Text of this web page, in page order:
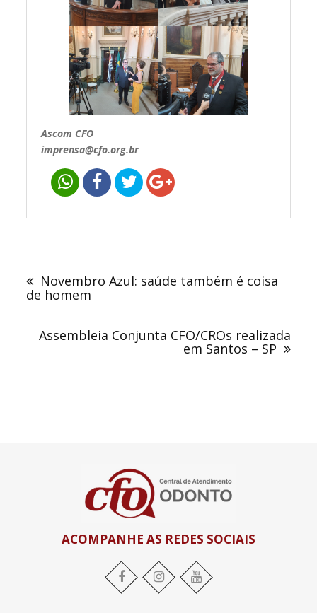
Ascom CFO
imprensa@cfo.org.br
PostNovembro Azul: saúde também é coisa
de homem
Assembleia Conjunta CFO/CROs realizada
em Santos – SP
ACOMPANHE AS REDES SOCIAIS